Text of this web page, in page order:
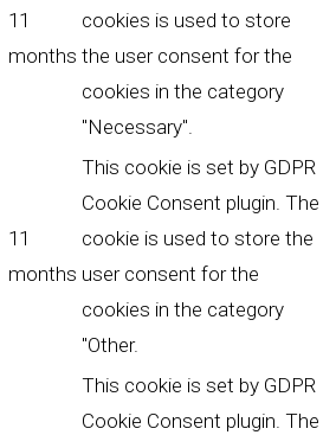
11
months
cookies is used to store
the user consent for the
cookies in the category
"Necessary".
11
months
This cookie is set by GDPR
Cookie Consent plugin. The
cookie is used to store the
user consent for the
cookies in the category
"Other.
This cookie is set by GDPR
Cookie Consent plugin. The